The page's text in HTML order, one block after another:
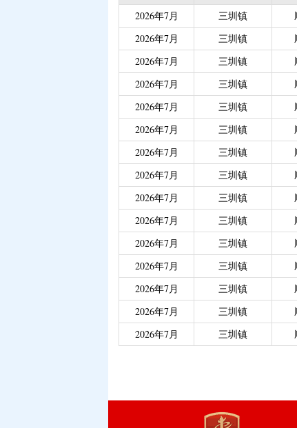
| 大中型水库移民后
| 城乡居民医保大病
| 创业带动就业补贴 |
中等职业学校国家
城乡居民医保大病
2026年7月 三圳镇
2026年7月
三圳镇
2026年7月
三圳镇
2026年7月
三圳镇
2026年7月
三圳镇
2026年7月
三圳镇
2026年7月
三圳镇
2026年7月
三圳镇
2026年7月
三圳镇
2026年7月
三圳镇
2026年7月
三圳镇
2026年7月
三圳镇
2026年7月
三圳镇
2026年7月
三圳镇
2026年7月
三圳镇